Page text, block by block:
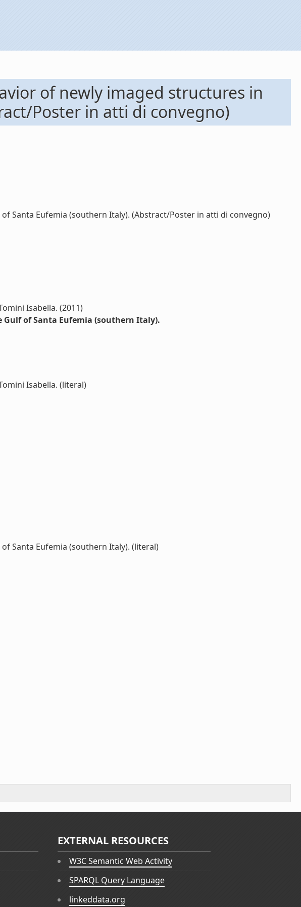
of newly imaged structures in
Poster in atti di convegno)
Santa Eufemia (southern Italy). (Abstract/Poster in atti di convegno)
Isabella. (2011)
of Santa Eufemia (southern Italy).
Isabella. (literal)
Santa Eufemia (southern Italy). (literal)
EXTERNAL RESOURCES
W3C Semantic Web Activity
SPARQL Query Language
linkeddata.org